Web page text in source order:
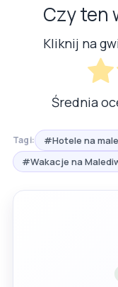
Czy ten
Kliknij na
Średnia
Tagi: #Hotele na
#Wakacje na